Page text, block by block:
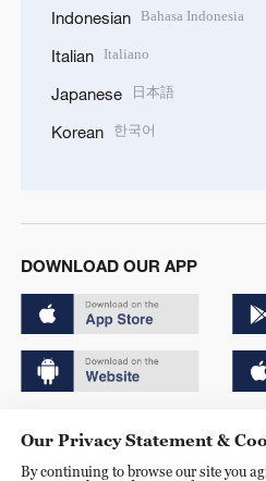
Indonesian Bahasa Indonesia
Italian Italiano
Japanese 日本語
Korean 한국어
DOWNLOAD OUR APP
京ICP备20000184号
Our Privacy Statement &
By continuing to browse our site you